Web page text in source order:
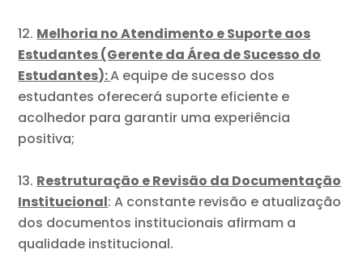
Melhoria no Atendimento e Suporte aos
Estudantes (Gerente da Área de Sucesso do
Estudantes):A equipe de sucesso dos
estudantes oferecerá suporte eficiente e
acolhedor para garantir uma experiência
positiva;
Restruturação e Revisão da Documentação
Institucional: A constante revisão e atualização
dos documentos institucionais afirmam a
qualidade institucional.